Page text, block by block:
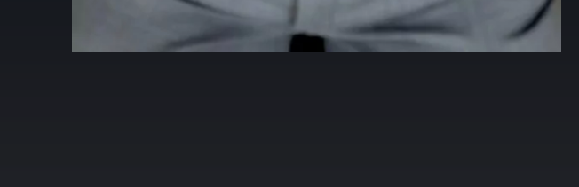
Neo traditional: unisce linee
definite a colori moderni, con